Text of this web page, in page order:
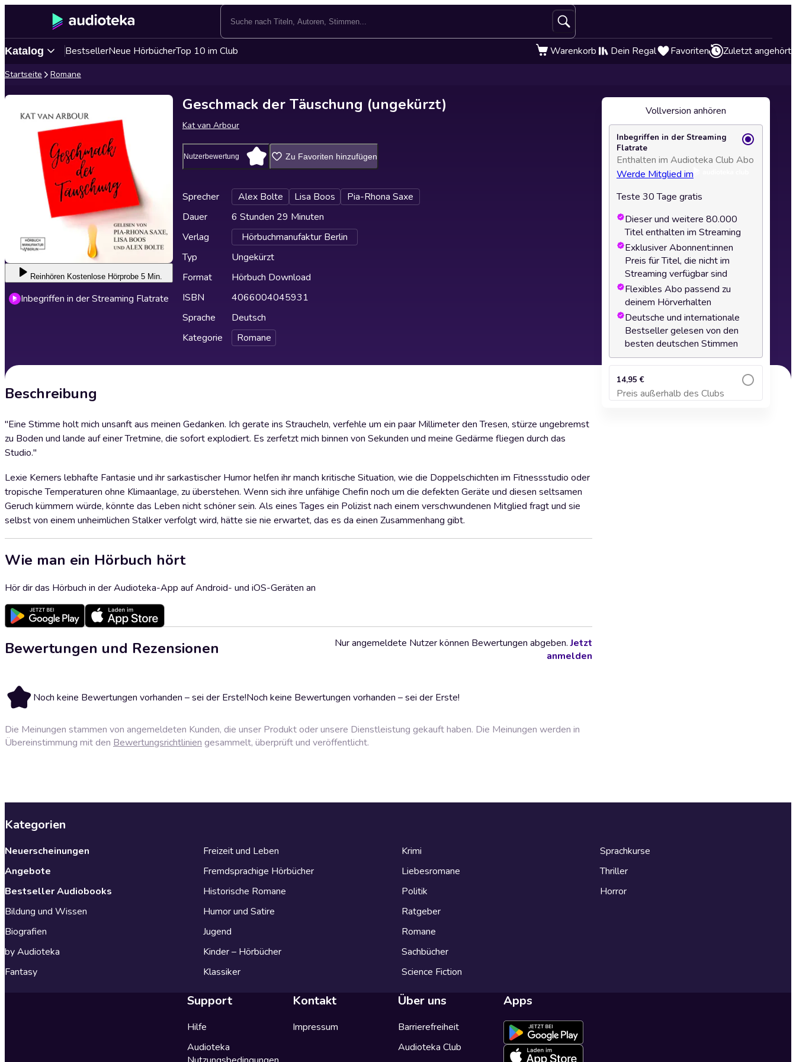
Katalog BestsellerNeue HörbücherTop 10 im Club Warenkorb Dein Regal Favoriten Zuletzt angehört
Startseite Romane
Reinhören Kostenlose Hörprobe 5 Min.
Inbegriffen in der Streaming Flatrate
Geschmack der Täuschung (ungekürzt)
Kat van Arbour
Nutzerbewertung Zu Favoriten hinzufügen
Sprecher Alex Bolte Lisa Boos
Pia-Rhona Saxe
Dauer
6 Stunden 29 Minuten
Verlag
Hörbuchmanufaktur Berlin
Typ
Ungekürzt
Format
Hörbuch Download
ISBN
4066004045931
Sprache
Deutsch
Kategorie
Romane
Beschreibung
"Eine Stimme holt mich unsanft aus meinen Gedanken. Ich gerate ins Straucheln, verfehle um ein paar Millimeter den Tresen, stürze ungebremst
zu Boden und lande auf einer Tretmine, die sofort explodiert. Es zerfetzt mich binnen von Sekunden und meine Gedärme fliegen durch das
Studio."
Lexie Kerners lebhafte Fantasie und ihr sarkastischer Humor helfen ihr manch kritische Situation, wie die Doppelschichten im Fitnessstudio oder
tropische Temperaturen ohne Klimaanlage, zu überstehen. Wenn sich ihre unfähige Chefin noch um die defekten Geräte und diesen seltsamen
Geruch kümmern würde, könnte das Leben nicht schöner sein. Als eines Tages ein Polizist nach einem verschwundenen Mitglied fragt und sie
selbst von einem unheimlichen Stalker verfolgt wird, hätte sie nie erwartet, das es da einen Zusammenhang gibt.
Wie man ein Hörbuch hört
Hör dir das Hörbuch in der Audioteka-App auf Android- und iOS-Geräten an
Bewertungen und Rezensionen
Noch keine Bewertungen vorhanden – sei der Erste!Noch keine Bewertungen vorhanden – sei der Erste!
Nur angemeldete Nutzer können Bewertungen abgeben.Jetzt
anmelden
Die Meinungen stammen von angemeldeten Kunden, die unser Produkt oder unsere Dienstleistung gekauft haben. Die Meinungen werden in
Übereinstimmung mit den Bewertungsrichtlinien gesammelt, überprüft und veröffentlicht.
Vollversion anhören
Inbegriffen in der Streaming
Flatrate
Enthalten im Audioteka Club Abo
Werde Mitglied im
Teste 30 Tage gratis
Dieser und weitere 80.000
Titel enthalten im Streaming
Exklusiver Abonnent:innen
Preis für Titel, die nicht im
Streaming verfügbar sind
Flexibles Abo passend zu
deinem Hörverhalten
Deutsche und internationale
Bestseller gelesen von den
besten deutschen Stimmen
14,95 €
Preis außerhalb des Clubs
Zum Warenkorb hinzufügen
Kategorien
Neuerscheinungen
Angebote
Bestseller Audiobooks
Bildung und Wissen
Biografien
by Audioteka
Fantasy
Freizeit und Leben
Fremdsprachige Hörbücher
Historische Romane
Humor und Satire
Jugend
Kinder – Hörbücher
Klassiker
Krimi
Liebesromane
Politik
Ratgeber
Romane
Sachbücher
Science Fiction
Sprachkurse
Thriller
Horror
Support
Hilfe
Audioteka
Kontakt
Impressum
Über uns
Barrierefreiheit
Audioteka Club
Apps